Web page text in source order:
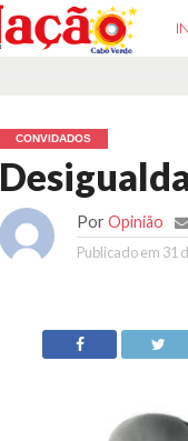
CONVIDADOS
Por Opinião
Publicado em 31